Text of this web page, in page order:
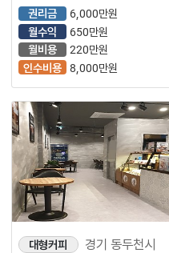
권리금
6,000만원
월수익
650만원
월비용
220만원
인수비용 8,000만원
대형커피 경기 동두천시